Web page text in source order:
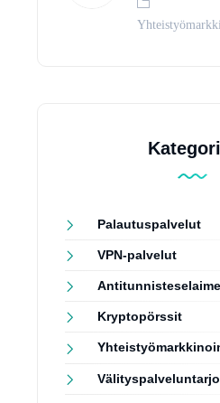
Palautuspalvelut
VPN-palvelut
Kryptopörssit